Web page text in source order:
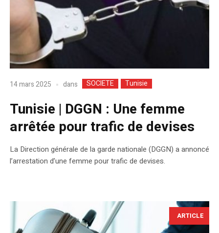
14 mars 2025 dans SOCIETE Tunisie
Tunisie | DGGN : Une femme
arrêtée pour trafic de devises
La Direction générale de la garde nationale (DGGN) a annoncé
l’arrestation d’une femme pour trafic de devises.
ARTICLE